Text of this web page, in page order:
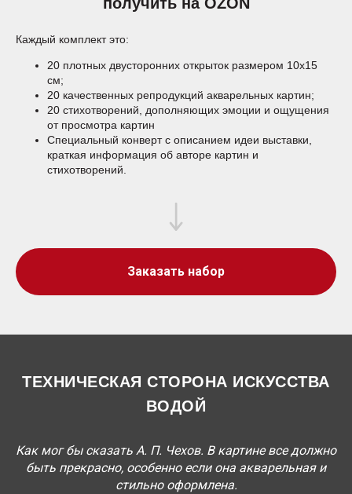
Каждый комплект это:
20 плотных двусторонних открыток размером 10х15
см;
20 качественных репродукций акварельных картин;
20 стихотворений, дополняющих эмоции и ощущения
от просмотра картин
Специальный конверт с описанием идеи выставки,
краткая информация об авторе картин и
стихотворений.
Заказать набор
ТЕХНИЧЕСКАЯ СТОРОНА ИСКУССТВА
ВОДОЙ
Как мог бы сказать А. П. Чехов. В картине все должно
быть прекрасно, особенно если она акварельная и
стильно оформлена.